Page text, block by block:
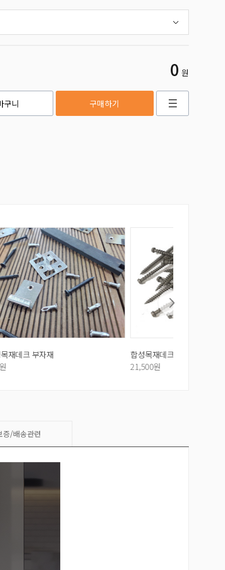
0 원
구니 구매하기
합성목재데크 스크류
증/배송관련